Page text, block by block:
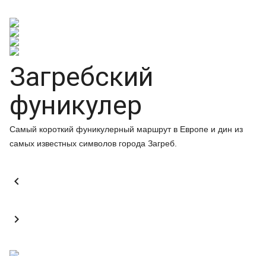
Загребский
фуникулер
Самый короткий фуникулерный маршрут в Европе и дин из
самых известных символов города Загреб.

